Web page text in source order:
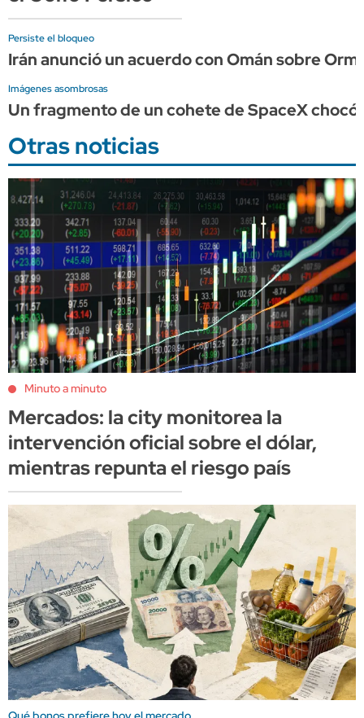
Persiste el bloqueo
Irán anunció un acuerdo con Omán sobre
Imágenes asombrosas
Un fragmento de un cohete de SpaceX
Otras noticias
Minuto a minuto
Mercados: la city monitorea la
intervención oficial sobre el dólar,
mientras repunta el riesgo país